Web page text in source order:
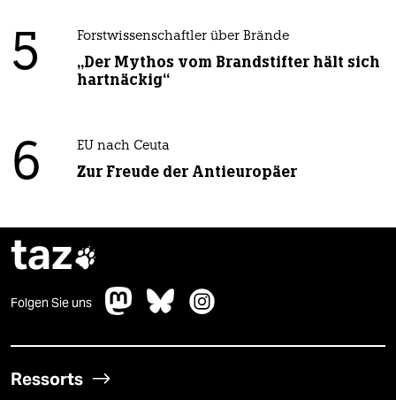
5 Forstwissenschaftler über Brände
„Der Mythos vom Brandstifter hält sich
hartnäckig“
6 EU nach Ceuta
Zur Freude der Antieuropäer
taz
Folgen Sie uns
Ressorts